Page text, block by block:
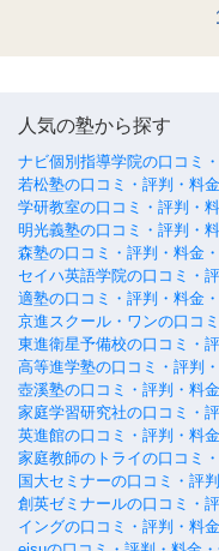
人気の塾から探す
ナビ個別指導学院の口コミ
若松塾の口コミ・評判・料
学研教室の口コミ・評判・
明光義塾の口コミ・評判・
森塾の口コミ・評判・料金
セイハ英語学院の口コミ・
適塾の口コミ・評判・料金
京進スクール・ワンの口コ
東進衛星予備校の口コミ・
高等進学塾の口コミ・評判
壺溪塾の口コミ・評判・料
家庭学習研究社の口コミ・
英進館の口コミ・評判・料
家庭教師のトライの口コミ
国大セミナーの口コミ・評
創英ゼミナールの口コミ・
イングの口コミ・評判・料